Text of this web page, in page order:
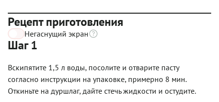
Рецепт приготовления
Негаснущий экран
Шаг 1
Вскипятите 1,5 л воды, посолите и отварите пасту
согласно инструкции на упаковке, примерно 8 мин.
Откиньте на дуршлаг, дайте стечь жидкости и остудите.